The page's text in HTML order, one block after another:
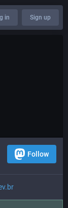
in Sign up
Follow